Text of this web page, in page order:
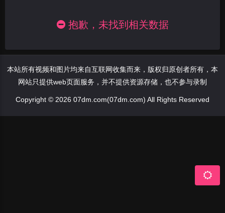
抱歉，未找到相关数据
本站所有视频和图片均来自互联网收集而来，版权归原创者所有，本
网站只提供web页面服务，并不提供资源存储，也不参与录制
Copyright © 2026 07dm.com(07dm.com) All Rights Reserved